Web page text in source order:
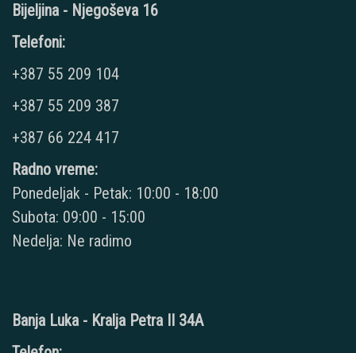
Bijeljina - Njegoševa 16
Telefoni:
+387 55 209 104
+387 55 209 387
+387 66 224 417
Radno vreme:
Ponedeljak - Petak: 10:00 - 18:00
Subota: 09:00 - 15:00
Nedelja: Ne radimo
Banja Luka - Kralja Petra II 34A